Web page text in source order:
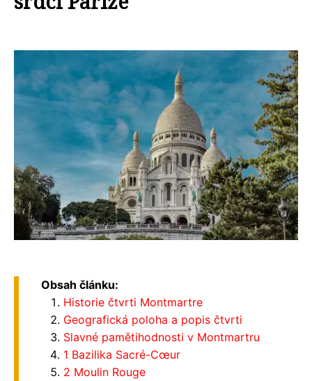
Obsah článku:
Historie čtvrti Montmartre
Geografická poloha a popis čtvrti
Slavné pamětihodnosti v Montmartru
1 Bazilika Sacré-Cœur
2 Moulin Rouge